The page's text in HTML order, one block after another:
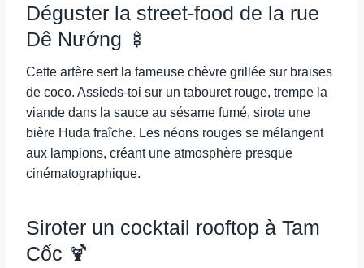
Déguster la street-food de la rue
Dê Nướng 🍢
Cette artère sert la fameuse chèvre grillée sur braises
de coco. Assieds-toi sur un tabouret rouge, trempe la
viande dans la sauce au sésame fumé, sirote une
bière Huda fraîche. Les néons rouges se mélangent
aux lampions, créant une atmosphère presque
cinématographique.
Siroter un cocktail rooftop à Tam
Cốc 🍹